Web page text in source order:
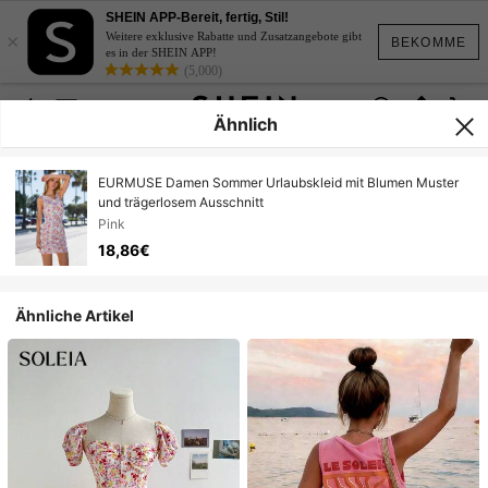
BEKOMME
×
SHEIN APP-Bereit, fertig, Stil!
Weitere exklusive Rabatte und Zusatzangebote gibt
es in der SHEIN APP!
(5,000)
Ähnlich
EURMUSE Damen Sommer Urlaubskleid mit Blumen Muster
und trägerlosem Ausschnitt
Pink
18,86€
Ähnliche Artikel